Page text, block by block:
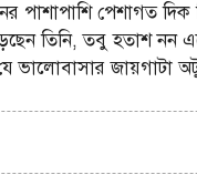
পাশাপাশি পেশাগত
তিনি, তবু হতাশ নন
ভালোবাসার জায়গাটা